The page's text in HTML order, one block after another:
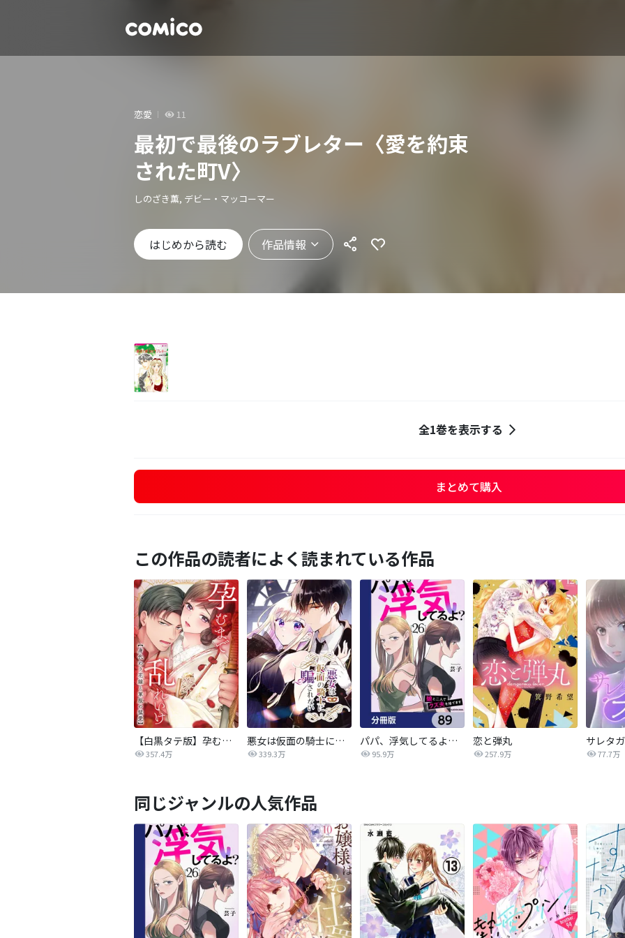
恋愛 11
最初で最後のラブレター〈愛を約束
された町V〉
しのざき薫, デビー・マッコーマー
はじめから読む 作品情報
全1巻を表示する
まとめて購入
この作品の読者によく読まれている作品
【白黒タテ版】孕むまで乱れいけ～身代わり花嫁と軍服の猛愛
357.4万
悪女は仮面の騎士に騙されない
339.3万
パパ、浮気してるよ？娘と二人でクズ夫を捨てます【分冊版】
95.9万
恋と弾丸
257.9万 77.7万
同じジャンルの人気作品